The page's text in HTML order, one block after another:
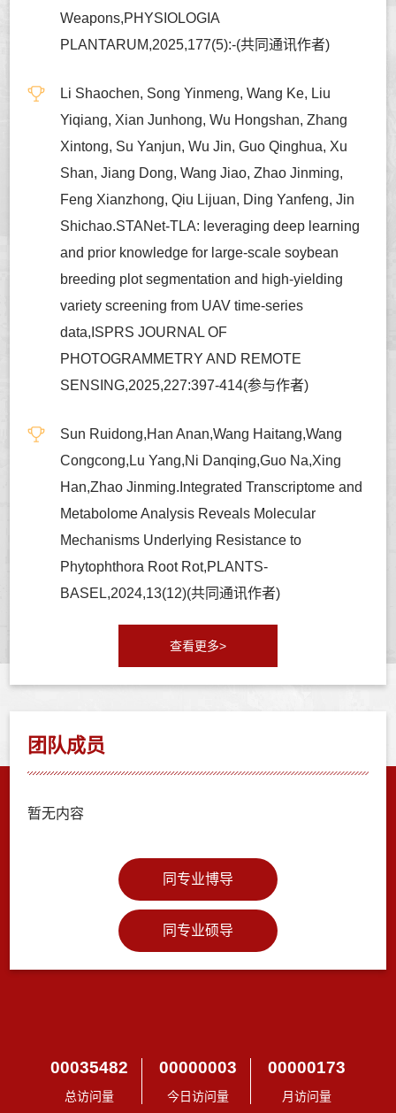
Weapons,PHYSIOLOGIA
PLANTARUM,2025,177(5):-(共同通讯作者)
Li Shaochen, Song Yinmeng, Wang Ke, Liu
Yiqiang, Xian Junhong, Wu Hongshan, Zhang
Xintong, Su Yanjun, Wu Jin, Guo Qinghua, Xu
Shan, Jiang Dong, Wang Jiao, Zhao Jinming,
Feng Xianzhong, Qiu Lijuan, Ding Yanfeng, Jin
Shichao.STANet-TLA: leveraging deep learning
and prior knowledge for large-scale soybean
breeding plot segmentation and high-yielding
variety screening from UAV time-series
data,ISPRS JOURNAL OF
PHOTOGRAMMETRY AND REMOTE
SENSING,2025,227:397-414(参与作者)
Sun Ruidong,Han Anan,Wang Haitang,Wang
Congcong,Lu Yang,Ni Danqing,Guo Na,Xing
Han,Zhao Jinming.Integrated Transcriptome and
Metabolome Analysis Reveals Molecular
Mechanisms Underlying Resistance to
Phytophthora Root Rot,PLANTS-
BASEL,2024,13(12)(共同通讯作者)
查看更多>
团队成员
暂无内容
同专业博导
同专业硕导
00035482
总访问量
00000003
今日访问量
00000173
月访问量